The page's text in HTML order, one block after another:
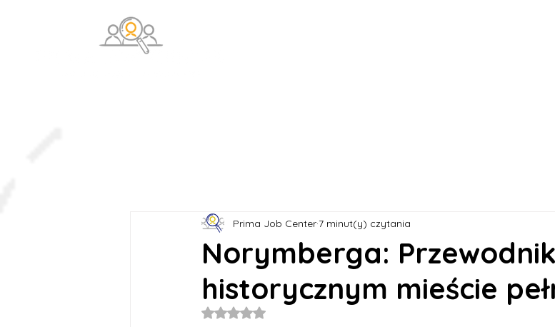
Norymberga:
historycznym mieście
Prima Job Center 7 minut(y) czytania
Oceniono na NaN z 5 gwiazdek.